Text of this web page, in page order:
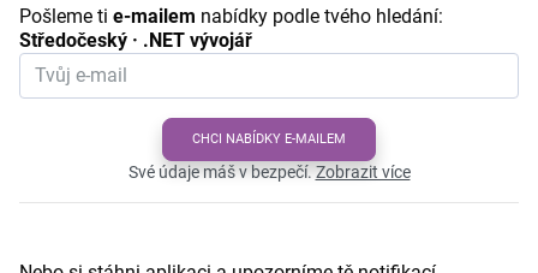
Pošleme ti e-mailem nabídky podle tvého hledání:
Středočeský · .NET vývojář
CHCI NABÍDKY E-MAILEM
Své údaje máš v bezpečí.Zobrazit více